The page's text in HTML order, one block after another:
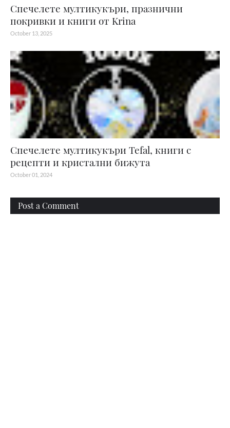
Спечелете мултикукъри, празнични
покривки и книги от Krina
October 13, 2025
Спечелете мултикукъри Tefal, книги с
рецепти и кристални бижута
October 01, 2024
Post a Comment